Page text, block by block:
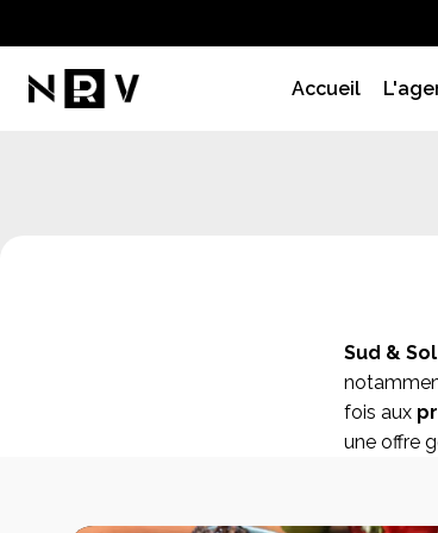
Accueil
Sud & Sol
fois aux
une offre